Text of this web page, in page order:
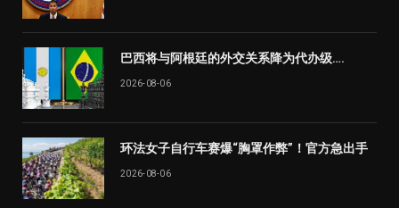
巴西将与阿根廷的外交关系降为代办级….
2026-08-06
环法女子自行车赛爆“胸罩作弊”！官方急出手
2026-08-06